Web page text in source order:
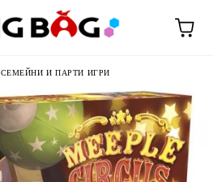
СЕМЕЙНИ И ПАРТИ ИГРИ